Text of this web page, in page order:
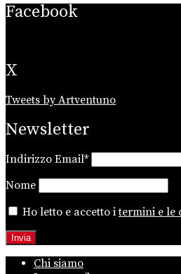
Facebook
X
Tweets by Artventuno
Newsletter
Indirizzo Email*
Nome
Ho letto e accetto itermini e le
Chi siamo